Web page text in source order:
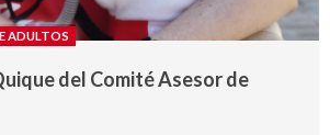
ADULTOS
del Comité Asesor de